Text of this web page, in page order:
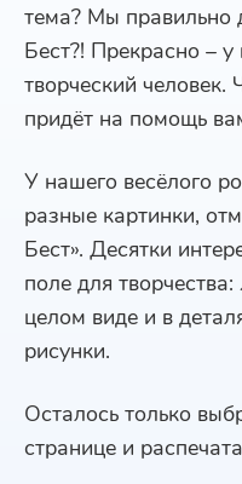
тема? Мы правильно
Бест?! Прекрасно – у
творческий
придёт на помощь
У нашего весёлого
разные картинки,
Бест». Десятки
поле для
целом виде и в
рисунки.
Осталось только
странице и